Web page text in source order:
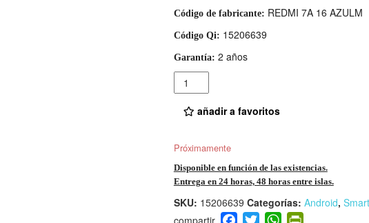
Código de fabricante: REDMI 7A 16 AZULM
Código Qi: 15206639
Garantía: 2 años
Cantidad
añadir a favoritos
Próximamente
Disponible en función de las existencias.
Entrega en 24 horas, 48 horas entre islas.
SKU: 15206639 Categorías: Android,